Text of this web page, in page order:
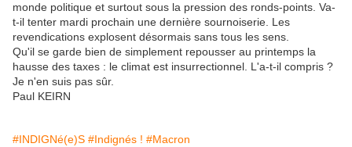
monde politique et surtout sous la pression des ronds-points. Va-
t-il tenter mardi prochain une dernière sournoiserie. Les
revendications explosent désormais sans tous les sens.
Qu'il se garde bien de simplement repousser au printemps la
hausse des taxes : le climat est insurrectionnel. L'a-t-il compris ?
Je n'en suis pas sûr.
Paul KEIRN
#INDIGNé(e)S #Indignés ! #Macron